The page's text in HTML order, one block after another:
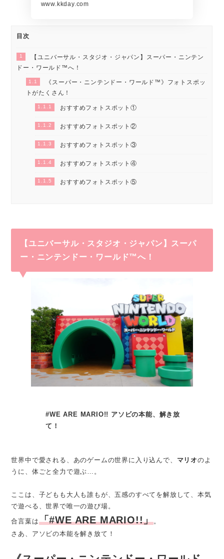
www.kkday.com
目次
1
【ユニバーサル・スタジオ・ジャパン】スーパー・ニンテン
ドー・ワールド™へ！
1.1
《スーパー・ニンテンドー・ワールド™》フォトスポッ
トがたくさん！
1.1.1 おすすめフォトスポット①
1.1.2 おすすめフォトスポット②
1.1.3 おすすめフォトスポット③
1.1.4 おすすめフォトスポット④
1.1.5 おすすめフォトスポット⑤
【ユニバーサル・スタジオ・ジャパン】 スーパ
ー・ニンテンドー・ワールド™へ！
#WE ARE MARIO!! アソビの本能、解き放
て！
世界中で愛される、あのゲームの世界に入り込んで、 マリオのよ
うに、体ごと全力で遊ぶ…。
ここは、子どもも大人も誰もが、五感のすべてを解放して、本気
で遊べる、世界で唯一の遊び場。
合言葉は「#WE ARE MARIO!!」。
さあ、アソビの本能を解き放て！